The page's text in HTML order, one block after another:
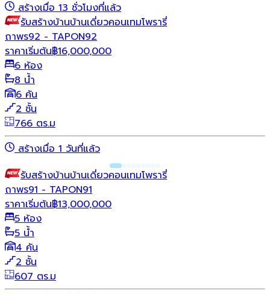
สร้างเมื่อ 13 ชั่วโมงที่แล้ว
รับสร้างบ้านบ้านเดี่ยวคอนเทมโพรารี่
ถาพร92 - TAPON92
ราคาเริ่มต้น฿16,000,000
6 ห้อง
8 น้ำ
6 คัน
2 ชั้น
766 ตร.ม
สร้างเมื่อ 1 วันที่แล้ว
รับสร้างบ้านบ้านเดี่ยวคอนเทมโพรารี่
ถาพร91 - TAPON91
ราคาเริ่มต้น฿13,000,000
5 ห้อง
5 น้ำ
4 คัน
2 ชั้น
607 ตร.ม